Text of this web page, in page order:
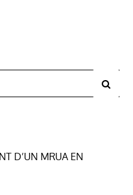
Search
D’UN MRUA EN